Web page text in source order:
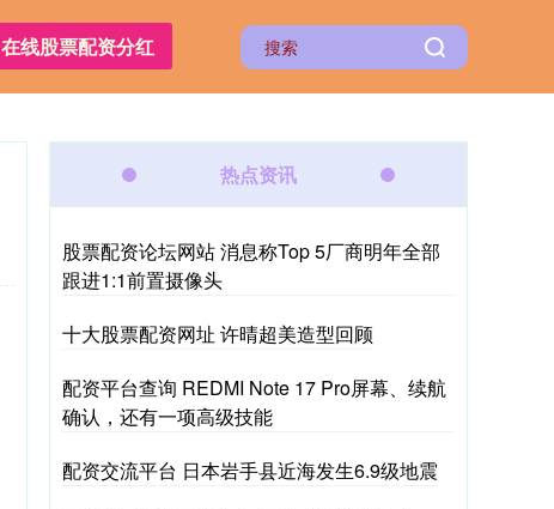
在线股票配资分红
热点资讯
股票配资论坛网站 消息称Top 5厂商明年全部
跟进1:1前置摄像头
十大股票配资网址 许晴超美造型回顾
配资平台查询 REDMI Note 17 Pro屏幕、续航
确认，还有一项高级技能
配资交流平台 日本岩手县近海发生6.9级地震